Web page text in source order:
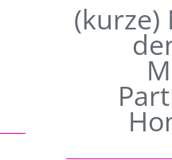
(kurze)